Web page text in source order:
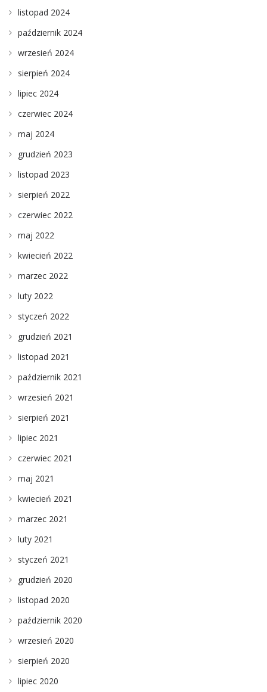
listopad 2024
październik 2024
wrzesień 2024
sierpień 2024
lipiec 2024
czerwiec 2024
maj 2024
grudzień 2023
listopad 2023
sierpień 2022
czerwiec 2022
maj 2022
kwiecień 2022
marzec 2022
luty 2022
styczeń 2022
grudzień 2021
listopad 2021
październik 2021
wrzesień 2021
sierpień 2021
lipiec 2021
czerwiec 2021
maj 2021
kwiecień 2021
marzec 2021
luty 2021
styczeń 2021
grudzień 2020
listopad 2020
październik 2020
wrzesień 2020
sierpień 2020
lipiec 2020